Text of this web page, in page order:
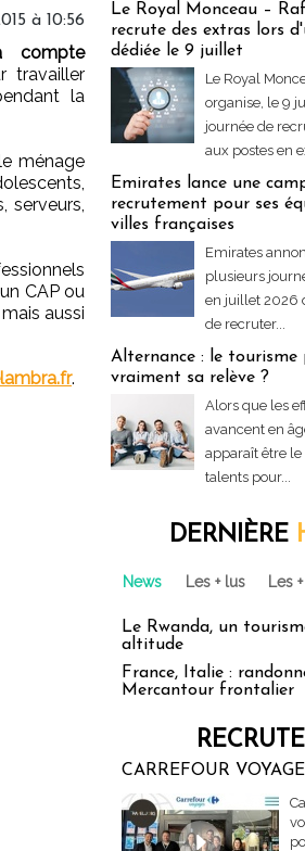
à 10:56
compte
travailler
la
ménage
serveurs,
CAP ou
aussi
.
Le Royal Monceau –
recrute des extras lors
dédiée le 9 juillet
Le Royal
organise, le 9
journée de
aux postes en
Emirates lance une
recrutement pour ses
villes françaises
Emirates
plusieurs
en juillet 2026
de recruter...
Alternance : le tourisme
vraiment sa relève ?
Alors que les
avancent en
apparaît être
talents pour...
DERNIÈRE
News Les + lus Les
Le Rwanda, un
altitude
France, Italie :
Mercantour frontalier
CARREFOUR